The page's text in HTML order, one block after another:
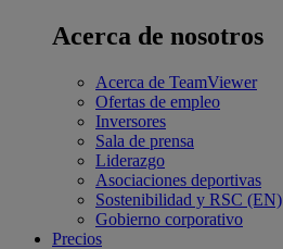
Acerca de nosotros
Acerca de TeamViewer
Ofertas de empleo
Inversores
Sala de prensa
Liderazgo
Asociaciones deportivas
Sostenibilidad y RSC (EN)
Gobierno corporativo
Precios